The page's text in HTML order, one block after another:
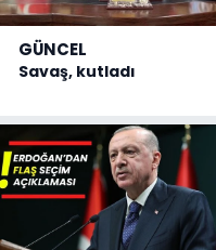
GÜNCEL
Savaş, kutladı